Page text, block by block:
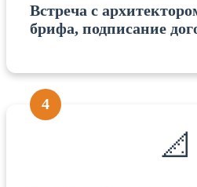
Встреча с
брифа, подписание
4
📐